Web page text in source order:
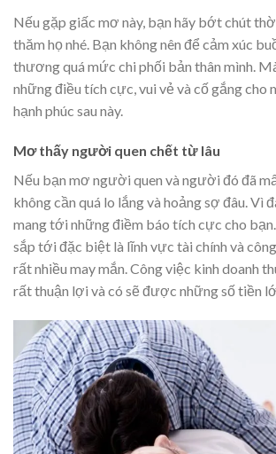
Nếu gặp giấc mơ này, bạn hãy bớt chút
thăm họ nhé. Bạn không nên để cảm xúc
thương quá mức chi phối bản thân mình.
những điều tích cực, vui vẻ và cố gắng cho
hạnh phúc sau này.
Mơ thấy người quen chết từ lâu
Nếu bạn mơ người quen và người đó đã
không cần quá lo lắng và hoảng sợ đâu. Vì
mang tới những điềm báo tích cực cho
sắp tới đặc biệt là lĩnh vực tài chính và
rất nhiều may mắn. Công việc kinh doanh
rất thuận lợi và có sẽ được những số tiền